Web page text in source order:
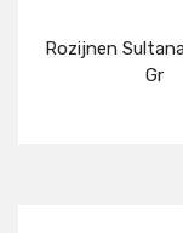
Rozijnen
Gr